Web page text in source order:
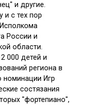
и другие.
и с тех пор
России и
области.
000 детей и
региона в
номинации Игр
состязания
"фортепиано",